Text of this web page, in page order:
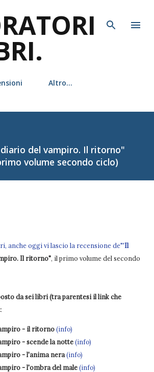
Altro…
diario del vampiro. Il ritorno"
volume secondo ciclo)
anche oggi vi lascio la recensione de"'Il
Il ritorno", il primo volume del secondo
da sei libri (tra parentesi il link che
- il ritorno(info)
- scende la notte(info)
- l'anima nera(info)
- l'ombra del male(info)